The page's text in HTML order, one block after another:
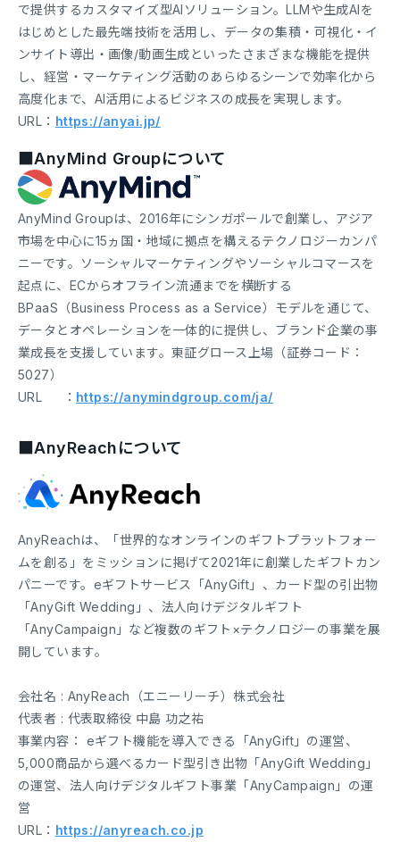
で提供するカスタマイズ型AIソリューション。LLMや生成AIを
はじめとした最先端技術を活用し、データの集積・可視化・イ
ンサイト導出・画像/動画生成といったさまざまな機能を提供
し、経営・マーケティング活動のあらゆるシーンで効率化から
高度化まで、AI活用によるビジネスの成長を実現します。
URL： https://anyai.jp/
■AnyMind Groupについて
AnyMind Groupは、2016年にシンガポールで創業し、アジア
市場を中心に15ヵ国・地域に拠点を構えるテクノロジーカンパ
ニーです。ソーシャルマーケティングやソーシャルコマースを
起点に、ECからオフライン流通までを横断する
BPaaS（Business Process as a Service）モデルを通じて、
データとオペレーションを一体的に提供し、ブランド企業の事
業成長を支援しています。東証グロース上場（証券コード：
5027）
URL ： https://anymindgroup.com/ja/
■AnyReachについて
AnyReachは、「世界的なオンラインのギフトプラットフォー
ムを創る」をミッションに掲げて2021年に創業したギフトカン
パニーです。eギフトサービス「AnyGift」、カード型の引出物
「AnyGift Wedding」、法人向けデジタルギフト
「AnyCampaign」など複数のギフト×テクノロジーの事業を展
開しています。
会社名 : AnyReach（エニーリーチ）株式会社
代表者 : 代表取締役 中島 功之祐
事業内容： eギフト機能を導入できる「AnyGift」の運営、
5,000商品から選べるカード型引き出物「AnyGift Wedding」
の運営、法人向けデジタルギフト事業「AnyCampaign」の運
営
URL： https://anyreach.co.jp